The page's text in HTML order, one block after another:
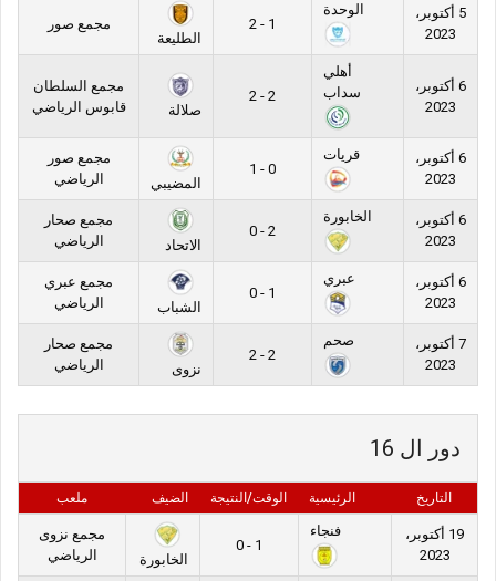
5 أكتوبر،
2023
الوحدة
1 - 2
الطليعة
مجمع صور
6 أكتوبر،
2023
أهلي
سداب
2 - 2
صلالة
مجمع السلطان
قابوس الرياضي
6 أكتوبر،
2023
قريات
0 - 1
المضيبي
مجمع صور
الرياضي
6 أكتوبر،
2023
الخابورة
2 - 0
الاتحاد
مجمع صحار
الرياضي
6 أكتوبر،
2023
عبري
1 - 0
الشباب
مجمع عبري
الرياضي
7 أكتوبر،
2023
صحم
2 - 2
نزوى
مجمع صحار
الرياضي
دور ال 16
التاريخ الرئيسية الوقت/النتيجة الضيف ملعب
19 أكتوبر،
2023
فنجاء
1 - 0
الخابورة
مجمع نزوى
الرياضي